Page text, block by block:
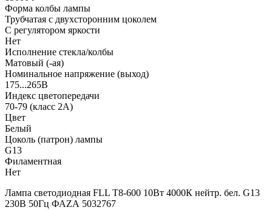
Форма колбы лампы
Трубчатая с двухсторонним цоколем
С регулятором яркости
Нет
Исполнение стекла/колбы
Матовый (-ая)
Номинальное напряжение (выход)
175...265В
Индекс цветопередачи
70-79 (класс 2А)
Цвет
Белый
Цоколь (патрон) лампы
G13
Филаментная
Нет
Лампа светодиодная FLL T8-600 10Вт 4000К нейтр. бел. G13
230В 50Гц ФАZА 5032767